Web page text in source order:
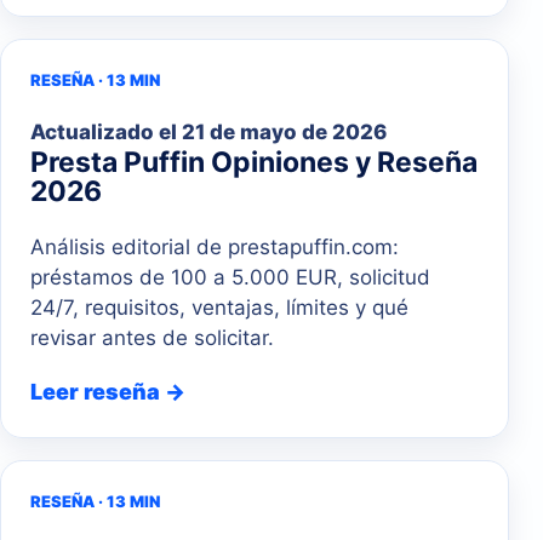
RESEÑA · 13 MIN
Actualizado el 21 de mayo de 2026
Presta Puffin Opiniones y Reseña
2026
Análisis editorial de prestapuffin.com:
préstamos de 100 a 5.000 EUR, solicitud
24/7, requisitos, ventajas, límites y qué
revisar antes de solicitar.
Leer reseña →
RESEÑA · 13 MIN